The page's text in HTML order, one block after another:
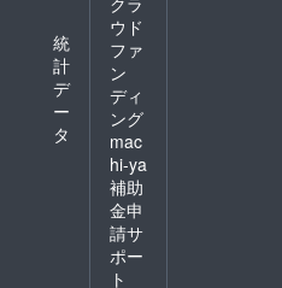
統
計
デ
ー
タ
ウド
ファ
ン
ディ
ング
mac
hi-ya
補助
金申
請サ
ポー
ト